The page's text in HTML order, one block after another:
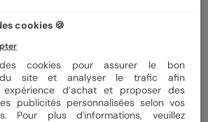
Toile Plexiglas
50x70cm
cookies 🍪
cookies pour assurer le bon
du site et analyser le trafic afin
expérience d’achat et proposer des
publicités personnalisées selon vos
Pour plus d'informations, veuillez